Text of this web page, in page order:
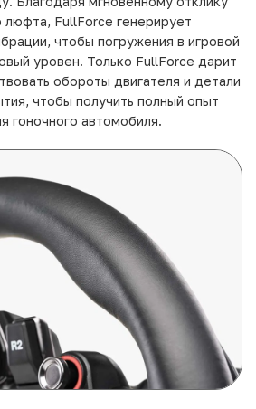
люфта, FullForce генерирует
чтобы погружения в игровой
уровен. Только FullForce дарит
обороты двигателя и детали
чтобы получить полный опыт
гоночного автомобиля.